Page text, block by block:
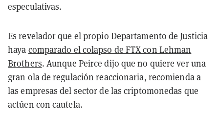
especulativas.
Es revelador que el propio Departamento de Justicia
haya comparado el colapso de FTX con Lehman
Brothers. Aunque Peirce dijo que no quiere ver una
gran ola de regulación reaccionaria, recomienda a
las empresas del sector de las criptomonedas que
actúen con cautela.